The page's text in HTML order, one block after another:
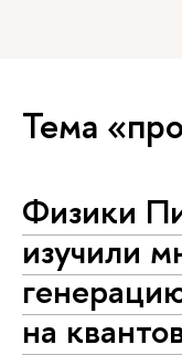
Тема
Физики
изучили
на